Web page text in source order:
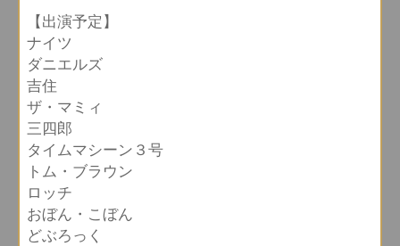
【出演予定】
ナイツ
ダニエルズ
吉住
ザ・マミィ
三四郎
タイムマシーン３号
トム・ブラウン
ロッチ
おぼん・こぼん
どぶろっく